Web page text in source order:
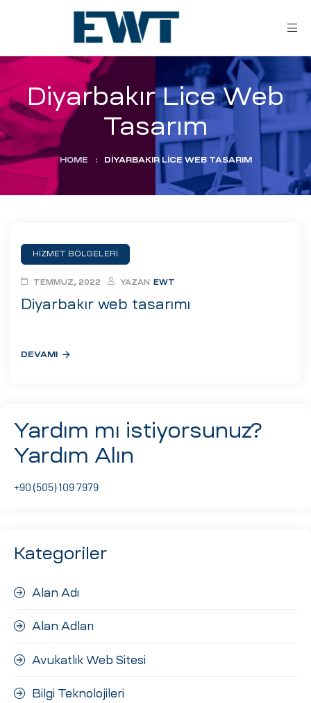
Diyarbakır Lice Web
Tasarım
HOME : DIYARBAKIR LICE WEB TASARIM
HİZMET BÖLGELERİ
Diyarbakır web tasarımı
TEMMUZ, 2022 YAZAN EWT
DEVAMI
Yardım mı istiyorsunuz?
Yardım Alın
+90 (505) 109 7979
Kategoriler
Alan Adı
Alan Adları
Avukatlık Web Sitesi
Bilgi Teknolojileri